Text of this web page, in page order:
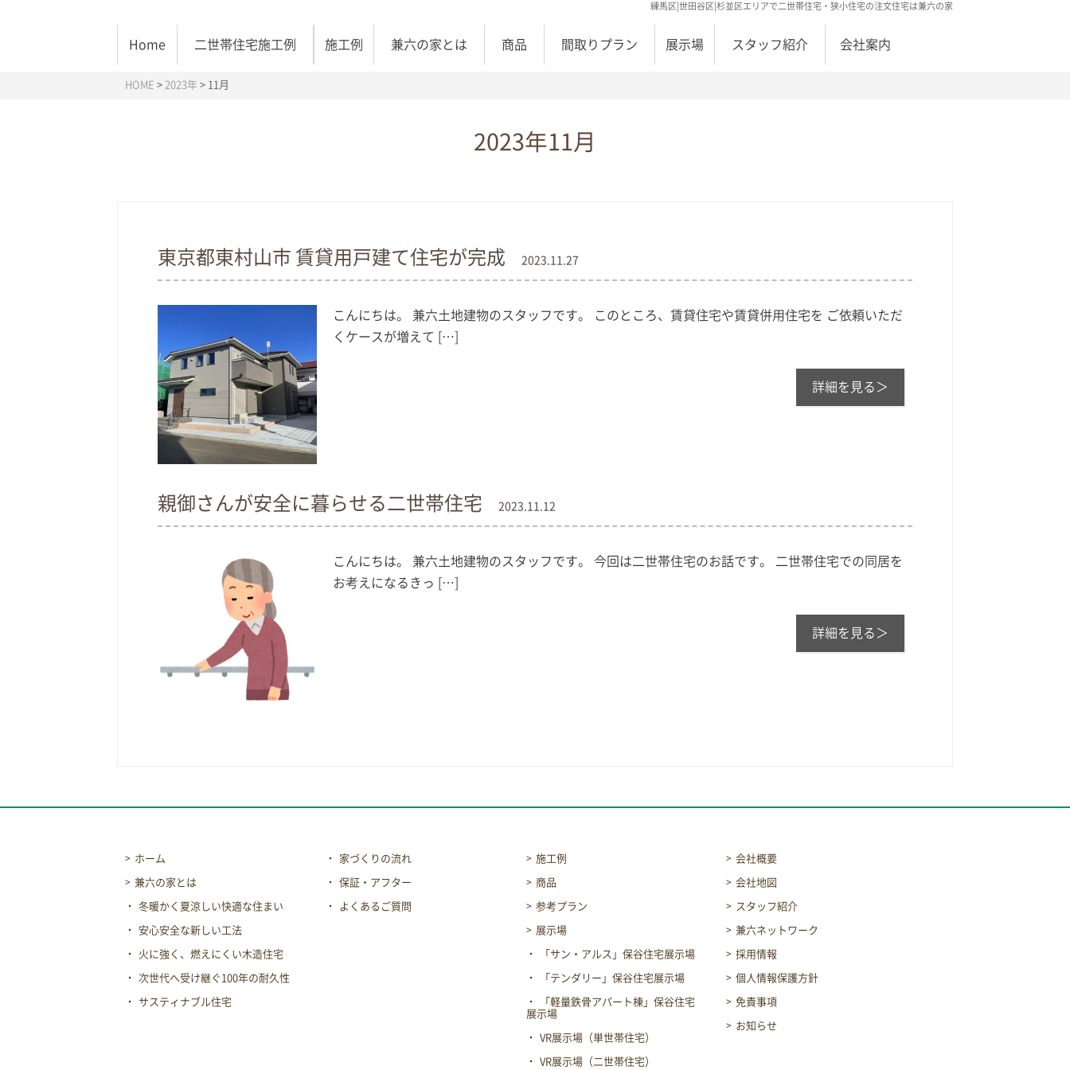
練馬区|世田谷区|杉並区エリアで二世帯住宅・狭小住宅の注文住宅は兼六の家
Home 二世帯住宅施工例 施工例 兼六の家とは 商品 間取りプラン 展示場 スタッフ紹介 会社案内
HOME > 2023年 > 11月
2023年11月
東京都東村山市 賃貸用戸建て住宅が完成 2023.11.27
こんにちは。 兼六土地建物のスタッフです。 このところ、賃貸住宅や賃貸併用住宅を ご依頼いただ
くケースが増えて […]
詳細を見る＞
親御さんが安全に暮らせる二世帯住宅 2023.11.12
こんにちは。 兼六土地建物のスタッフです。 今回は二世帯住宅のお話です。 二世帯住宅での同居を
お考えになるきっ […]
詳細を見る＞
ホーム
兼六の家とは
冬暖かく夏涼しい快適な住まい
安心安全な新しい工法
火に強く、燃えにくい木造住宅
次世代へ受け継ぐ100年の耐久性
サスティナブル住宅
家づくりの流れ
保証・アフター
よくあるご質問
施工例
商品
参考プラン
展示場
「サン・アルス」保谷住宅展示場
「テンダリー」保谷住宅展示場
「軽量鉄骨アパート棟」保谷住宅
展示場
VR展示場（単世帯住宅）
VR展示場（二世帯住宅）
会社概要
会社地図
スタッフ紹介
兼六ネットワーク
採用情報
個人情報保護方針
免責事項
お知らせ